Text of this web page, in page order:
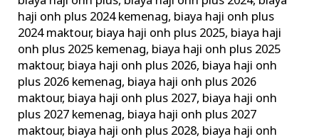
haji onh plus 2024 kemenag, biaya haji onh plus
2024 maktour, biaya haji onh plus 2025, biaya haji
onh plus 2025 kemenag, biaya haji onh plus 2025
maktour, biaya haji onh plus 2026, biaya haji onh
plus 2026 kemenag, biaya haji onh plus 2026
maktour, biaya haji onh plus 2027, biaya haji onh
plus 2027 kemenag, biaya haji onh plus 2027
maktour, biaya haji onh plus 2028, biaya haji onh